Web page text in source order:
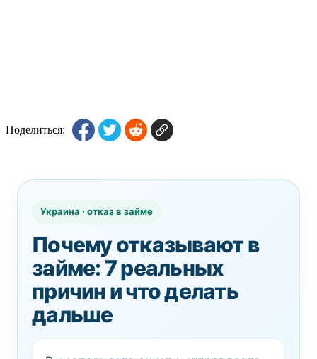
Поделиться:
Украина · отказ в займе
Почему отказывают в
займе: 7 реальных
причин и что делать
дальше